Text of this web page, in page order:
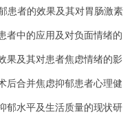
患者的效果及其对胃肠激素
者中的应用及对负面情绪的
果及其对患者焦虑情绪的影
后合并焦虑抑郁患者心理健
郁水平及生活质量的现状研